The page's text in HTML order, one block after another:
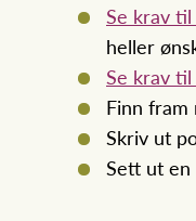
Se krav
heller
Se krav
Finn
Skriv ut
Sett ut